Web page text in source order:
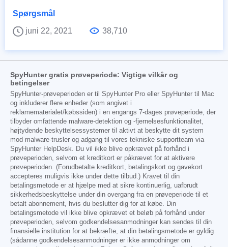
Spørgsmål
juni 22, 2021
38,710
SpyHunter gratis prøveperiode: Vigtige vilkår og
betingelser
SpyHunter-prøveperioden er til SpyHunter Pro eller SpyHunter til Mac
og inkluderer flere enheder (som angivet i
reklamematerialet/købssiden) i en engangs 7-dages prøveperiode, der
tilbyder omfattende malware-detektion og -fjernelsesfunktionalitet,
højtydende beskyttelsessystemer til aktivt at beskytte dit system
mod malware-trusler og adgang til vores tekniske supportteam via
SpyHunter HelpDesk. Du vil ikke blive opkrævet på forhånd i
prøveperioden, selvom et kreditkort er påkrævet for at aktivere
prøveperioden. (Forudbetalte kreditkort, betalingskort og gavekort
accepteres muligvis ikke under dette tilbud.) Kravet til din
betalingsmetode er at hjælpe med at sikre kontinuerlig, uafbrudt
sikkerhedsbeskyttelse under din overgang fra en prøveperiode til et
betalt abonnement, hvis du beslutter dig for at købe. Din
betalingsmetode vil ikke blive opkrævet et beløb på forhånd under
prøveperioden, selvom godkendelsesanmodninger kan sendes til din
finansielle institution for at bekræfte, at din betalingsmetode er gyldig
(sådanne godkendelsesanmodninger er ikke anmodninger om